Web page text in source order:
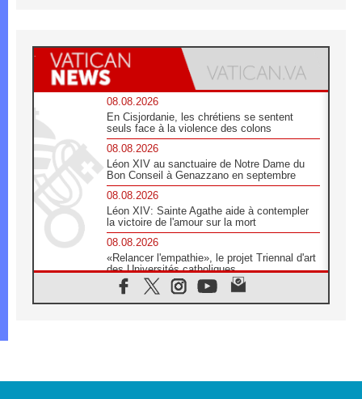
08.08.2026
En Cisjordanie, les chrétiens se sentent
seuls face à la violence des colons
08.08.2026
Léon XIV au sanctuaire de Notre Dame du
Bon Conseil à Genazzano en septembre
08.08.2026
Léon XIV: Sainte Agathe aide à contempler
la victoire de l'amour sur la mort
08.08.2026
«Relancer l'empathie», le projet Triennal d'art
des Universités catholiques
08.08.2026
Signis 2026, donner la parole aux religieuses
07.08.2026